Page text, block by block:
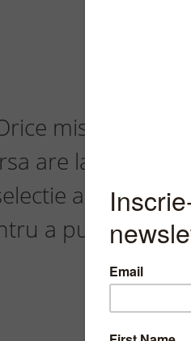
miscare a
are la origine
a celor
a putea lua